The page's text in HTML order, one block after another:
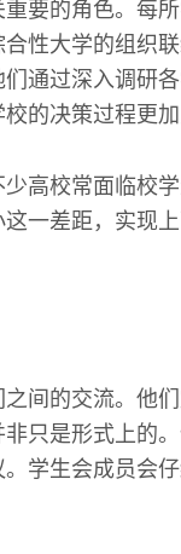
要的角色。每
性大学的组织
通过深入调研
的决策过程更加
高校常面临校
一差距，实现
间的交流。他
只是形式上的
学生会成员会